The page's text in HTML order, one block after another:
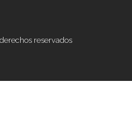
reservados